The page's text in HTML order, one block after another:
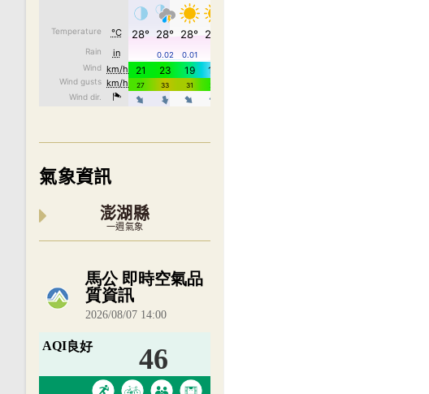
氣象資訊
澎湖縣
一週氣象
內嵌空氣品質小工具為視覺預覽，完整即時空氣品質